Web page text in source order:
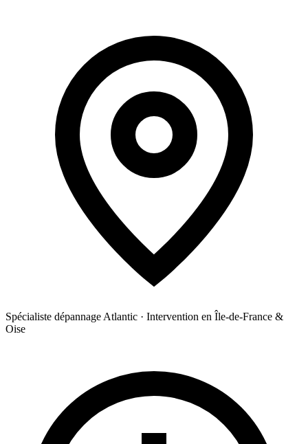
Spécialiste dépannage Atlantic · Intervention en Île-de-France &
Oise